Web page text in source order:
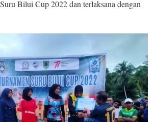
Bilui Cup 2022 dan terlaksana dengan